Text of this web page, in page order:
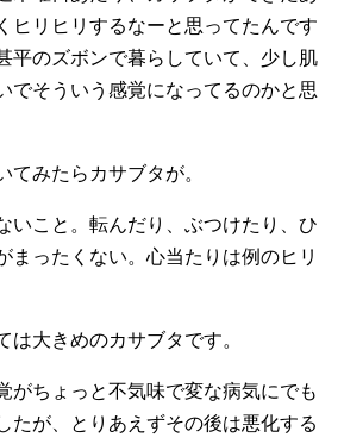
ヒリヒリするなーと思ってたんです
平のズボンで暮らしていて、少し肌
でそういう感覚になってるのかと思
てみたらカサブタが。
いこと。転んだり、ぶつけたり、ひ
まったくない。心当たりは例のヒリ
は大きめのカサブタです。
がちょっと不気味で変な病気にでも
たが、とりあえずその後は悪化する